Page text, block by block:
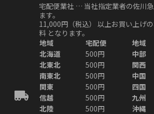
宅配便業社 … 当社指定業者の佐川
ます。
11,000円（税込）
以上お買い上げ
料 となります。
地域
宅配便 地域
北海道
500円 中部
北東北
500円 関西
南東北
500円 中国
関東
500円 四国
信越
500円 九州
北陸
500円 沖縄